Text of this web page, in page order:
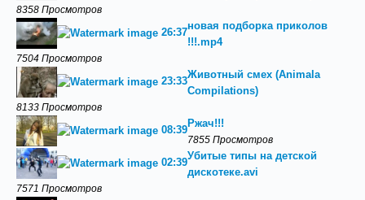
8358 Просмотров
26:37
новая подборка приколов
!!!.mp4
7504 Просмотров
23:33
Животный смех (Animala
Compilations)
8133 Просмотров
08:39
Ржач!!!
7855 Просмотров
02:39
Убитые типы на детской
дискотеке.avi
7571 Просмотров